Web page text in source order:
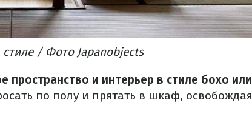
/ Фото Japanobjects
пространство и интерьер в стиле бохо или
по полу и прятать в шкаф, освобождая